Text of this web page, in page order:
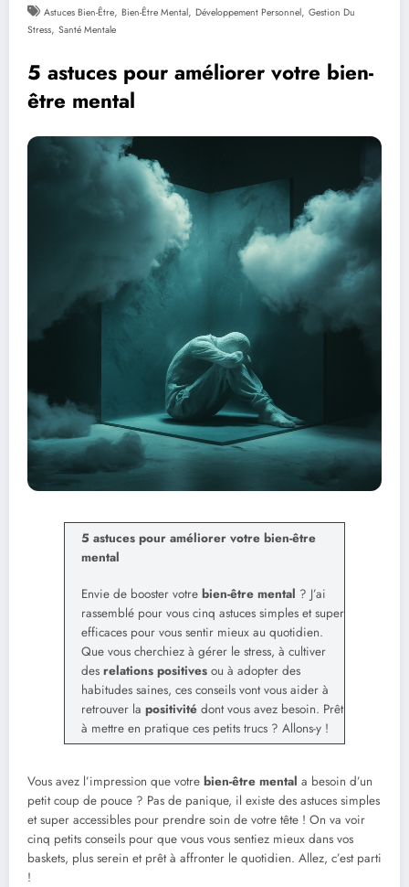
Astuces Bien-Être, Bien-Être Mental, Développement Personnel, Gestion Du
Stress, Santé Mentale
5 astuces pour améliorer votre bien-
être mental
5 astuces pour améliorer votre bien-être
mental
Envie de booster votre bien-être mental ? J’ai
rassemblé pour vous cinq astuces simples et super
efficaces pour vous sentir mieux au quotidien.
Que vous cherchiez à gérer le stress, à cultiver
des relations positives ou à adopter des
habitudes saines, ces conseils vont vous aider à
retrouver la positivité dont vous avez besoin. Prêt
à mettre en pratique ces petits trucs ? Allons-y !
Vous avez l’impression que votre bien-être mental a besoin d’un
petit coup de pouce ? Pas de panique, il existe des astuces simples
et super accessibles pour prendre soin de votre tête ! On va voir
cinq petits conseils pour que vous vous sentiez mieux dans vos
baskets, plus serein et prêt à affronter le quotidien. Allez, c’est parti
!